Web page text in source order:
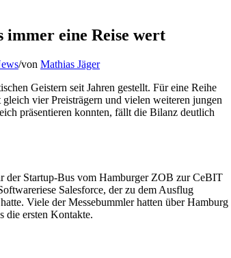
eine Reise wert
/von Mathias Jäger
Geistern seit Jahren gestellt. Für eine Reihe
vier Preisträgern und vielen weiteren jungen
präsentieren konnten, fällt die Bilanz deutlich
der Startup-Bus vom Hamburger ZOB zur CeBIT
Salesforce, der zu dem Ausflug
Viele der Messebummler hatten über Hamburg
die ersten Kontakte.